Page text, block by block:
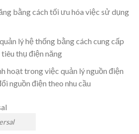
bằng cách tối ưu hóa việc sử dụng
lý hệ thống bằng cách cung cấp
thụ điện năng
hoạt trong việc quản lý nguồn điện
nguồn điện theo nhu cầu